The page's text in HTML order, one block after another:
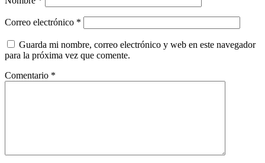
Correo electrónico *
Guarda mi nombre, correo electrónico y web en este navegador
para la próxima vez que comente.
Comentario *